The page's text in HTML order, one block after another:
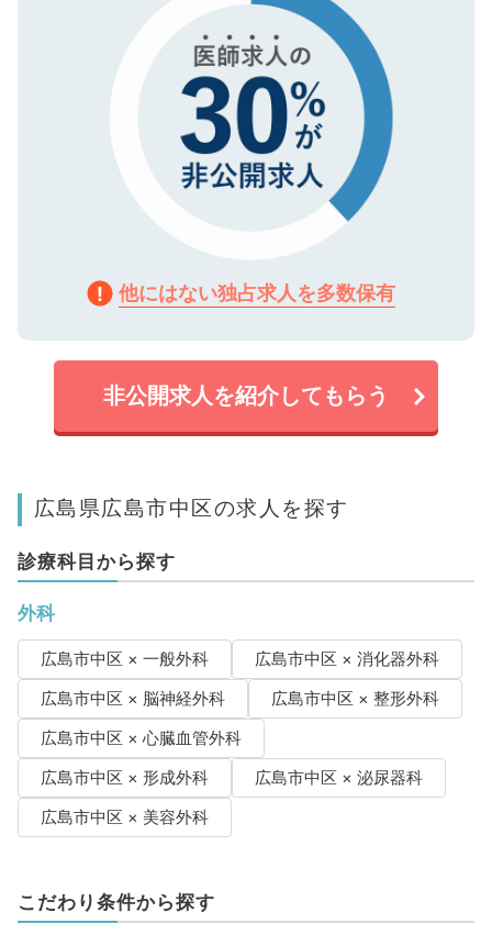
他にはない独占求人を多数保有
非公開求人を紹介してもらう
広島県広島市中区の求人を探す
診療科目から探す
外科
広島市中区 × 一般外科
広島市中区 × 消化器外科
広島市中区 × 脳神経外科
広島市中区 × 整形外科
広島市中区 × 心臓血管外科
広島市中区 × 形成外科
広島市中区 × 泌尿器科
広島市中区 × 美容外科
こだわり条件から探す